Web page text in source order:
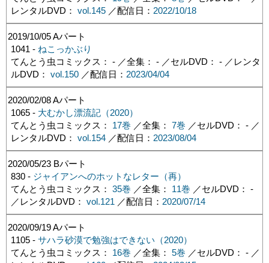
レンタルDVD： vol.145／配信日： 2022/10/18
2019/10/05Aパート
1041 - ねこっかぶり
てんとう虫コミックス： - ／全集： - ／セルDVD： - ／レンタ
ルDVD： vol.150／配信日： 2023/04/04
2020/02/08Aパート
1065 - 大むかし漂流記（2020）
てんとう虫コミックス： 17巻 ／全集： 7巻 ／セルDVD： - ／
レンタルDVD： vol.154／配信日： 2023/08/04
2020/05/23 Bパート
830 - ジャイアンへのホットなレター（再）
てんとう虫コミックス： 35巻 ／全集： 11巻 ／セルDVD： -
／レンタルDVD： vol.121 ／配信日： 2020/07/14
2020/09/19Aパート
1105 - サハラ砂漠で勉強はできない（2020）
てんとう虫コミックス： 16巻 ／全集： 5巻 ／セルDVD： - ／